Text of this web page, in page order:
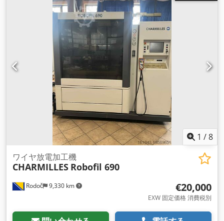
1 /8
Rodoč 9,330 km
ワイヤ放電加工機
CHARMILLES Robofil 690
€20,000
EXW 固定価格 消費税別